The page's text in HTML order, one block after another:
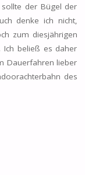
der Bügel der
denke ich nicht,
zum diesjährigen
Ich beließ es daher
Dauerfahren lieber
des